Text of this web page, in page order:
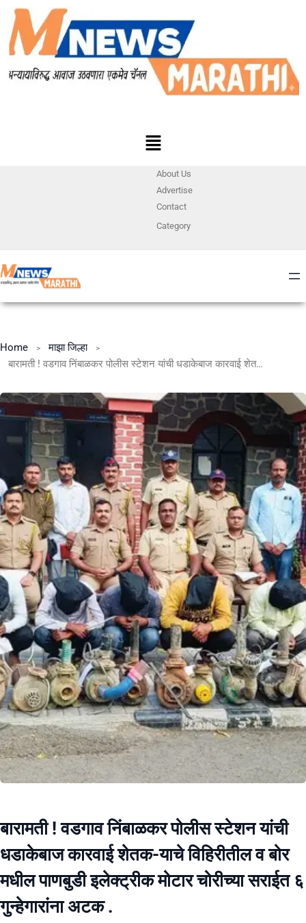
About Us
Advertise
Contact
Category
Home
माझा जिल्हा
बारामती ! वडगाव निंबाळकर पोलीस स्टेशन यांची धडाकेबाज कारवाई शेतक-याचे विहिरीतील व बोर मधील पाणबुडी इलेक्ट्रीक मोटार चोरीच्या सराईत ६ गुन्हेगारांना अटक .
बारामती ! वडगाव निंबाळकर पोलीस स्टेशन यांची
धडाकेबाज कारवाई शेतक-याचे विहिरीतील व बोर
मधील पाणबुडी इलेक्ट्रीक मोटार चोरीच्या सराईत ६
गुन्हेगारांना अटक .